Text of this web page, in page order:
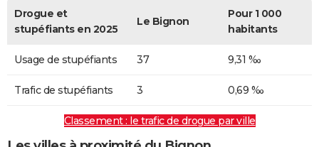
Drogue et
stupéfiants en 2025
Le Bignon
Pour 1 000
habitants
Usage de stupéfiants 37 9,31 ‰
Trafic de stupéfiants 3 0,69 ‰
Classement : le trafic de drogue par ville